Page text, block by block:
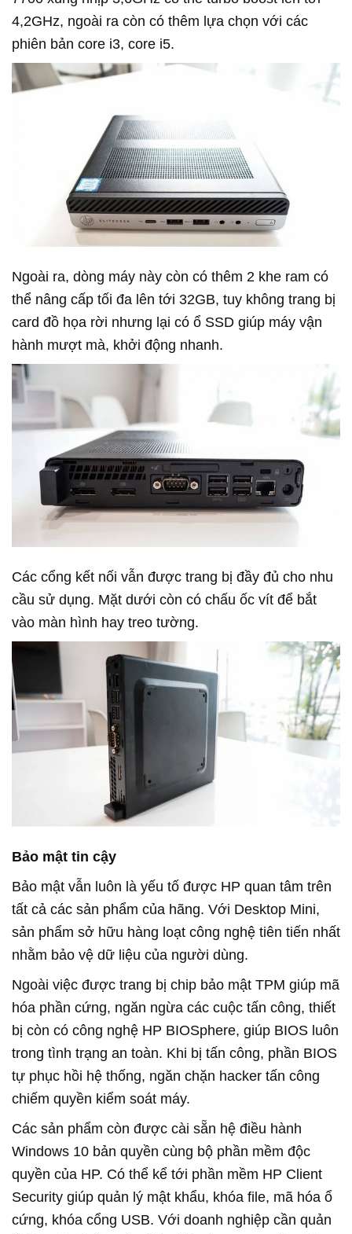
4,2GHz, ngoài ra còn có thêm lựa chọn với các
phiên bản core i3, core i5.
Ngoài ra, dòng máy này còn có thêm 2 khe ram có
thể nâng cấp tối đa lên tới 32GB, tuy không trang bị
card đồ họa rời nhưng lại có ổ SSD giúp máy vận
hành mượt mà, khởi động nhanh.
Các cổng kết nối vẫn được trang bị đầy đủ cho nhu
cầu sử dụng. Mặt dưới còn có chấu ốc vít để bắt
vào màn hình hay treo tường.
Bảo mật tin cậy
Bảo mật vẫn luôn là yếu tố được HP quan tâm trên
tất cả các sản phẩm của hãng. Với Desktop Mini,
sản phẩm sở hữu hàng loạt công nghệ tiên tiến nhất
nhằm bảo vệ dữ liệu của người dùng.
Ngoài việc được trang bị chip bảo mật TPM giúp mã
hóa phần cứng, ngăn ngừa các cuộc tấn công, thiết
bị còn có công nghệ HP BIOSphere, giúp BIOS luôn
trong tình trạng an toàn. Khi bị tấn công, phần BIOS
tự phục hồi hệ thống, ngăn chặn hacker tấn công
chiếm quyền kiểm soát máy.
Các sản phẩm còn được cài sẵn hệ điều hành
Windows 10 bản quyền cùng bộ phần mềm độc
quyền của HP. Có thể kể tới phần mềm HP Client
Security giúp quản lý mật khẩu, khóa file, mã hóa ổ
cứng, khóa cổng USB. Với doanh nghiệp cần quản